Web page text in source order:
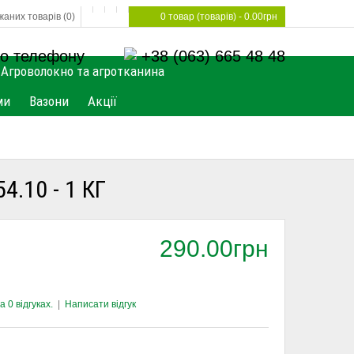
0 товар (товарів) - 0.00грн
товарів (0)
+38 (063) 665 48 48
телефону
Агроволокно та агротканина
Вазони Акції
- 1 КГ
290.00грн
0 відгуках. Написати відгук